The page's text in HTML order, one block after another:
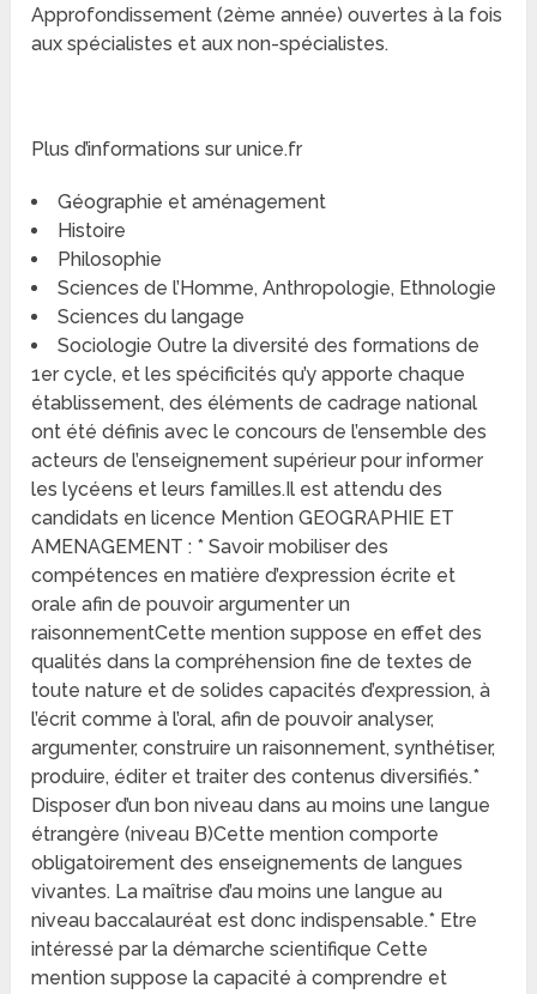
Approfondissement (2ème année) ouvertes à la fois
aux spécialistes et aux non-spécialistes.
Plus d’informations sur unice.fr
Géographie et aménagement
Histoire
Philosophie
Sciences de l’Homme, Anthropologie, Ethnologie
Sciences du langage
Sociologie Outre la diversité des formations de
1er cycle, et les spécificités qu’y apporte chaque
établissement, des éléments de cadrage national
ont été définis avec le concours de l’ensemble des
acteurs de l’enseignement supérieur pour informer
les lycéens et leurs familles.Il est attendu des
candidats en licence Mention GEOGRAPHIE ET
AMENAGEMENT : * Savoir mobiliser des
compétences en matière d’expression écrite et
orale afin de pouvoir argumenter un
raisonnementCette mention suppose en effet des
qualités dans la compréhension fine de textes de
toute nature et de solides capacités d’expression, à
l’écrit comme à l’oral, afin de pouvoir analyser,
argumenter, construire un raisonnement, synthétiser,
produire, éditer et traiter des contenus diversifiés.*
Disposer d’un bon niveau dans au moins une langue
étrangère (niveau B)Cette mention comporte
obligatoirement des enseignements de langues
vivantes. La maîtrise d’au moins une langue au
niveau baccalauréat est donc indispensable.* Etre
intéressé par la démarche scientifique Cette
mention suppose la capacité à comprendre et